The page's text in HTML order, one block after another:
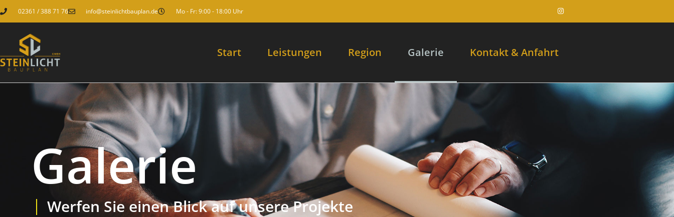
02361 / 388 71 76 info@steinlichtbauplan.de Mo - Fr: 9:00 - 18:00 Uhr
Start Leistungen Region Galerie Kontakt & Anfahrt
Galerie
Werfen Sie einen Blick auf unsere Projekte